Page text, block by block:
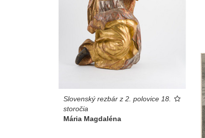
Slovenský rezbár z 2. polovice 18.
storočia
Mária Magdaléna